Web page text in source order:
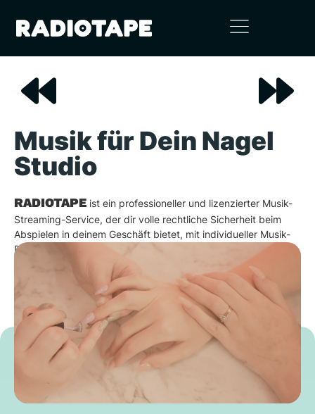
Musik für Dein Nagel
Studio
RADIOTAPE ist ein professioneller und lizenzierter Musik-
Streaming-Service, der dir volle rechtliche Sicherheit beim
Abspielen in deinem Geschäft bietet, mit individueller Musik-
Planung und -Beratung.
Probiere es aus